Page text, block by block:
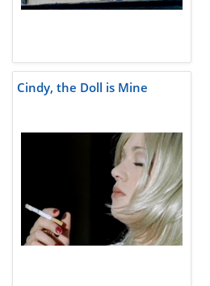
Cindy, the Doll is Mine